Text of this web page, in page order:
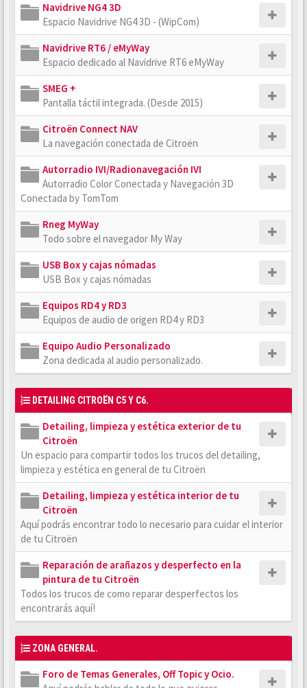
Navidrive NG4 3D
Espacio Navidrive NG4 3D - (WipCom)
Navidrive RT6 / eMyWay
Espacio dedicado al Navidrive RT6 eMyWay
SMEG +
Pantalla táctil integrada. (Desde 2015)
Citroën Connect NAV
La navegación conectada de Citroën
Autorradio IVI/Radionavegación IVI
Autorradio Color Conectada y Navegación 3D
Conectada by TomTom
Rneg MyWay
Todo sobre el navegador My Way
USB Box y cajas nómadas
USB Box y cajas nómadas
Equipos RD4 y RD3
Equipos de audio de origen RD4 y RD3
Equipo Audio Personalizado
Zona dedicada al audio personalizado.
DETAILING CITROËN C5 Y C6.
Detailing, limpieza y estética exterior de tu
Citroën
Un espacio para compartir todos los trucos del detailing,
limpieza y estética en general de tu Citroën
Detailing, limpieza y estética interior de tu
Citroën
Aquí podrás encontrar todo lo necesario para cuidar el interior
de tu Citroën
Reparación de arañazos y desperfecto en la
pintura de tu Citroën
Todos los trucos de como reparar desperfectos los
encontrarás aquí!
ZONA GENERAL.
Foro de Temas Generales, Off Topic y Ocio.